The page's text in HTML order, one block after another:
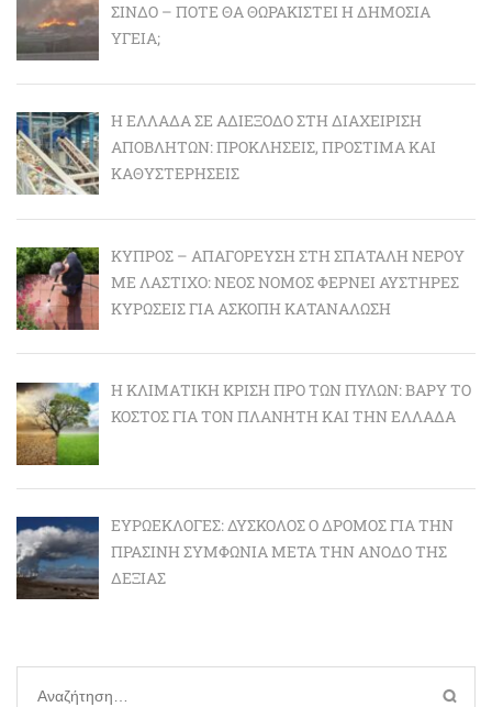
ΣΊΝΔΟ – ΠΌΤΕ ΘΑ ΘΩΡΑΚΙΣΤΕΊ Η ΔΗΜΌΣΙΑ
ΥΓΕΊΑ;
Η ΕΛΛΆΔΑ ΣΕ ΑΔΙΈΞΟΔΟ ΣΤΗ ΔΙΑΧΕΊΡΙΣΗ
ΑΠΟΒΛΉΤΩΝ: ΠΡΟΚΛΉΣΕΙΣ, ΠΡΌΣΤΙΜΑ ΚΑΙ
ΚΑΘΥΣΤΕΡΉΣΕΙΣ
ΚΎΠΡΟΣ – ΑΠΑΓΌΡΕΥΣΗ ΣΤΗ ΣΠΑΤΆΛΗ ΝΕΡΟΎ
ΜΕ ΛΆΣΤΙΧΟ: ΝΈΟΣ ΝΌΜΟΣ ΦΈΡΝΕΙ ΑΥΣΤΗΡΈΣ
ΚΥΡΏΣΕΙΣ ΓΙΑ ΆΣΚΟΠΗ ΚΑΤΑΝΆΛΩΣΗ
Η ΚΛΙΜΑΤΙΚΉ ΚΡΊΣΗ ΠΡΟ ΤΩΝ ΠΥΛΏΝ: BΑΡΎ ΤΟ
ΚΌΣΤΟΣ ΓΙΑ ΤΟΝ ΠΛΑΝΉΤΗ ΚΑΙ ΤΗΝ ΕΛΛΆΔΑ
ΕΥΡΩΕΚΛΟΓΈΣ: ΔΎΣΚΟΛΟΣ Ο ΔΡΌΜΟΣ ΓΙΑ ΤΗΝ
ΠΡΆΣΙΝΗ ΣΥΜΦΩΝΊΑ ΜΕΤΆ ΤΗΝ ΆΝΟΔΟ ΤΗΣ
ΔΕΞΙΆΣ
Αναζήτηση